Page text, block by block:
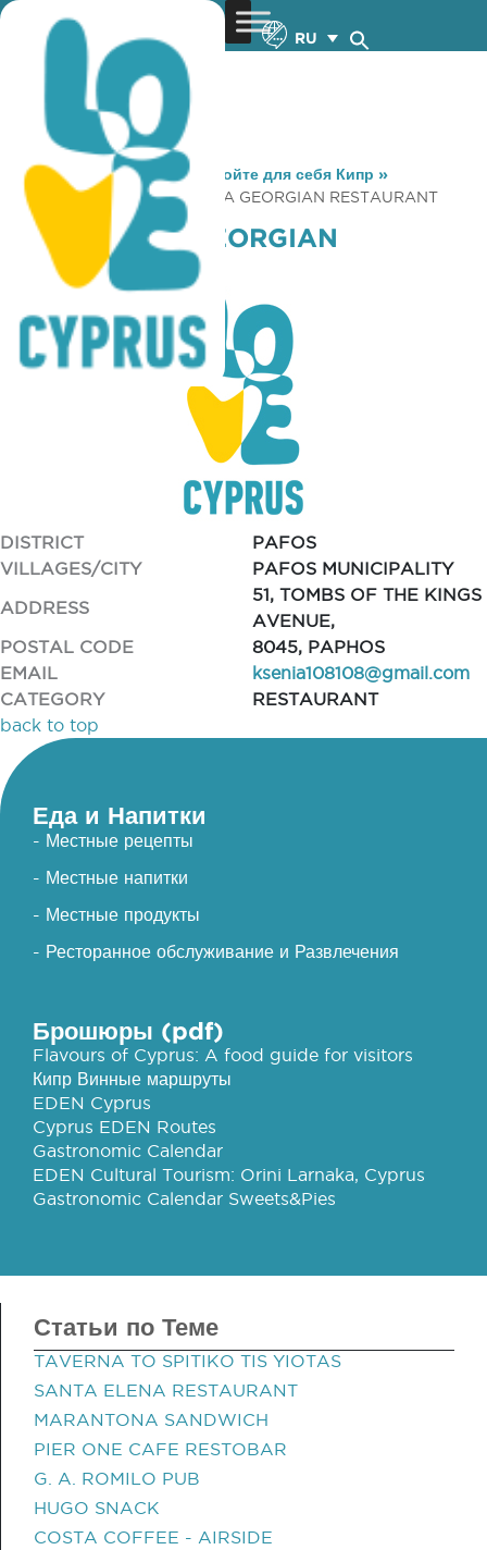
RU
You are here: Home »Откройте для себя Кипр »
Gastronomy
» KHINKALNYA GEORGIAN RESTAURANT
KHINKALNYA GEORGIAN
RESTAURANT
DISTRICT
PAFOS
VILLAGES/CITY
PAFOS MUNICIPALITY
ADDRESS
51, TOMBS OF THE KINGS
AVENUE,
POSTAL CODE
8045, PAPHOS
EMAIL
ksenia108108@gmail.com
CATEGORY
RESTAURANT
back to top
Еда и Напитки
- Местные рецепты
- Местные напитки
- Местные продукты
- Ресторанное обслуживание и Развлечения
Брошюры (pdf)
Flavours of Cyprus: A food guide for visitors
Кипр Винные маршруты
EDEN Cyprus
Cyprus EDEN Routes
Gastronomic Calendar
EDEN Cultural Tourism: Orini Larnaka, Cyprus
Gastronomic Calendar Sweets&Pies
Статьи по Теме
TAVERNA TO SPITIKO TIS YIOTAS
SANTA ELENA RESTAURANT
MARANTONA SANDWICH
PIER ONE CAFE RESTOBAR
G. A. ROMILO PUB
HUGO SNACK
COSTA COFFEE - AIRSIDE